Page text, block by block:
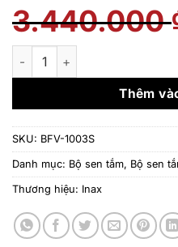
3.440.000
Sen tắm nóng lạnh INAX
Thêm
SKU: BFV-1003S
Danh mục: Bộ sen tắm, Bộ sen
Thương hiệu: Inax